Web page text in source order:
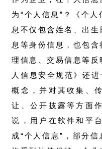
为“个人信息”？《个
息不仅包含姓名、出
息等身份信息，也包
理信息、交易信息等
人信息安全规范》还
概念，并对其收集、
让、公开披露等方面
说，用户在软件和平
成“个人信息”，部分信